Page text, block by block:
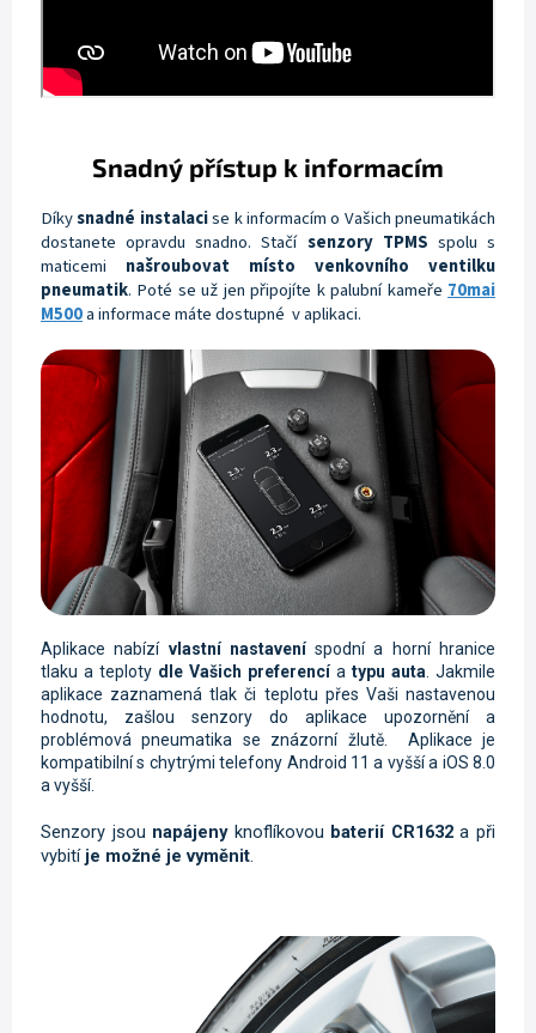
Snadný přístup k informacím
Díkysnadné instalacise k informacím o Vašich pneumatikách
dostanete opravdu snadno. Stačí senzory TPMS spolu s
maticemi našroubovat místo venkovního ventilku
pneumatik. Poté se už jen připojíte k palubní kameře 70mai
M500a informace máte dostupné v aplikaci.
Aplikace nabízí vlastní nastaveníspodní a horní hranice
tlaku a teploty dle Vašich preferencía typu auta . Jakmile
aplikace zaznamená tlak či teplotu přes Vaši nastavenou
hodnotu, zašlou senzory do aplikace upozornění a
problémová pneumatika se znázorní žlutě. Aplikace je
kompatibilní s chytrými telefony Android 11 a vyšší a iOS 8.0
a vyšší.
Senzory jsou napájenyknoflíkovou baterií CR1632a při
vybití je možné je vyměnit.